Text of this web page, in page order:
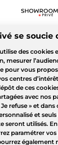
se soucie
des cookies
mesurer
pour vous
centres
de ces
avec nos
Je refuse » et dans
et
seront utilisés.
paramétrer
également